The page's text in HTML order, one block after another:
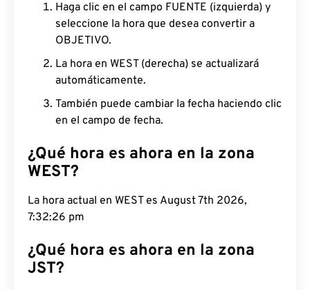
Haga clic en el campo FUENTE (izquierda) y
seleccione la hora que desea convertir a
OBJETIVO.
La hora en WEST (derecha) se actualizará
automáticamente.
También puede cambiar la fecha haciendo clic
en el campo de fecha.
¿Qué hora es ahora en la zona
WEST?
La hora actual en WEST es August 7th 2026,
7:32:27 pm
¿Qué hora es ahora en la zona
JST?